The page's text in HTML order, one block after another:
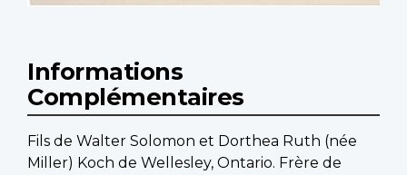
Informations
Complémentaires
Fils de Walter Solomon et Dorthea Ruth (née
Miller) Koch de Wellesley, Ontario. Frère de